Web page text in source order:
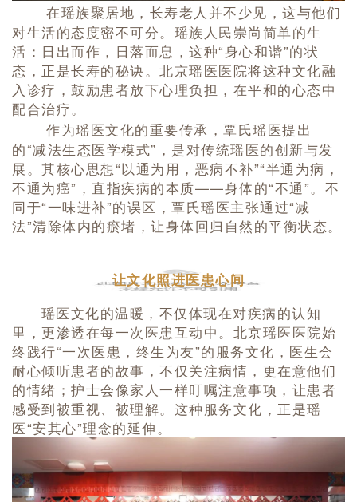
在瑶族聚居地，长寿老人并不少见，这与他们
对生活的态度密不可分。瑶族人民崇尚简单的生
活：日出而作，日落而息，这种“身心和谐”的状
态，正是长寿的秘诀。北京瑶医医院将这种文化融
入诊疗，鼓励患者放下心理负担，在平和的心态中
配合治疗。
作为瑶医文化的重要传承，覃氏瑶医提出
的“减法生态医学模式”，是对传统瑶医的创新与发
展。其核心思想“以通为用，恶病不补”“半通为病，
不通为癌”，直指疾病的本质——身体的“不通”。不
同于“一味进补”的误区，覃氏瑶医主张通过“减
法”清除体内的瘀堵，让身体回归自然的平衡状态。
让文化照进医患心间
瑶医文化的温暖，不仅体现在对疾病的认知
里，更渗透在每一次医患互动中。北京瑶医医院始
终践行“一次医患，终生为友”的服务文化，医生会
耐心倾听患者的故事，不仅关注病情，更在意他们
的情绪；护士会像家人一样叮嘱注意事项，让患者
感受到被重视、被理解。 这种服务文化，正是瑶
医“安其心”理念的延伸。